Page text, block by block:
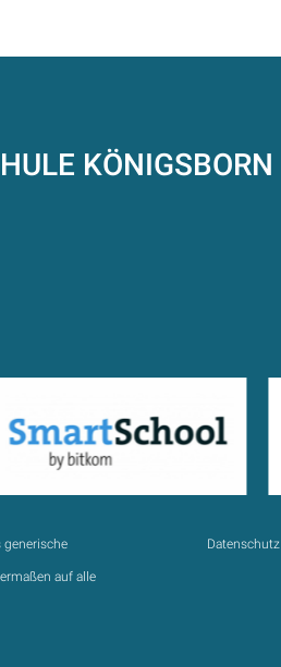
KÖNIGSBORN
generische
auf alle
Datenschutz